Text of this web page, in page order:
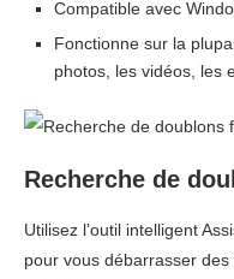
Compatible avec
Fonctionne sur la
photos, les vidéos, les
Recherche de
Utilisez l’outil intelligent
pour vous débarrasser